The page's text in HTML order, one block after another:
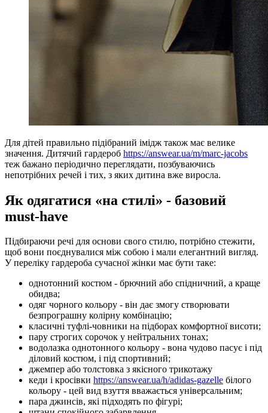
Для дітей правильно підібраний імідж також має велике
значення. Дитячий гардероб https://answear.ua/m/marc-jacobs
теж бажано періодично переглядати, позбуваючись
непотрібних речей і тих, з яких дитина вже виросла.
Як одягатися «на стилі» - базовий
must-have
Підбираючи речі для основи свого стилю, потрібно стежити,
щоб вони поєднувалися між собою і мали елегантний вигляд.
У переліку гардероба сучасної жінки має бути таке:
однотонний костюм - брючний або спідничний, а краще
обидва;
одяг чорного кольору - він дає змогу створювати
безпрограшну колірну комбінацію;
класичні туфлі-човники на підборах комфортної висоти;
пару строгих сорочок у нейтральних тонах;
водолазка однотонного кольору - вона чудово пасує і під
діловий костюм, і під спортивний;
джемпер або толстовка з якісного трикотажу
кеди і кросівки https://answear.ua/h/adidas-gazelle білого
кольору - цей вид взуття вважається універсальним;
пара джинсів, які підходять по фігурі;